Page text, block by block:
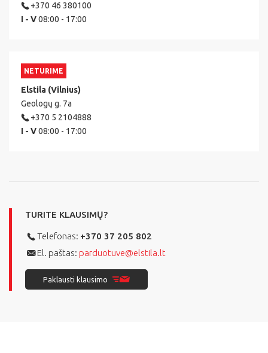
+370 46 380100
I - V08:00 - 17:00
NETURIME
Elstila (Vilnius)
Geologų g. 7a
+370 5 2104888
I - V08:00 - 17:00
TURITE KLAUSIMŲ?
Telefonas: +370 37 205 802
El. paštas: parduotuve@elstila.lt
Paklausti klausimo